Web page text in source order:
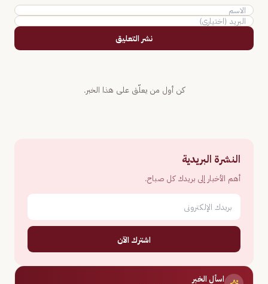
نشر التعليق
كن أول من يعلّق على هذا الخبر.
النشرة البريدية
أهم الأخبار إلى بريدك كل صباح.
اشترك الآن
اسأل الخبر